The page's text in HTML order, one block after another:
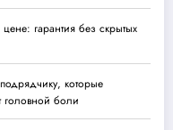
гарантия без скрытых
которые
головной боли